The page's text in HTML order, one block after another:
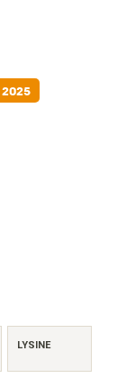
2025
LYSINE